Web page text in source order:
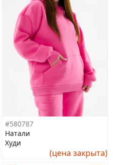
#580787
Натали
Худи
(цена закрыта)